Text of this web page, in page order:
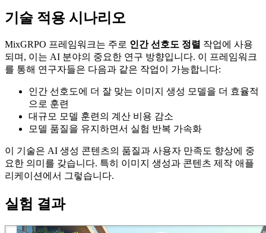
기술 적용 시나리오
MixGRPO 프레임워크는 주로 인간 선호도 정렬 작업에 사용
되며, 이는 AI 분야의 중요한 연구 방향입니다. 이 프레임워크
를 통해 연구자들은 다음과 같은 작업이 가능합니다:
인간 선호도에 더 잘 맞는 이미지 생성 모델을 더 효율적
으로 훈련
대규모 모델 훈련의 계산 비용 감소
모델 품질을 유지하면서 실험 반복 가속화
이 기술은 AI 생성 콘텐츠의 품질과 사용자 만족도 향상에 중
요한 의미를 갖습니다. 특히 이미지 생성과 콘텐츠 제작 애플
리케이션에서 그렇습니다.
실험 결과